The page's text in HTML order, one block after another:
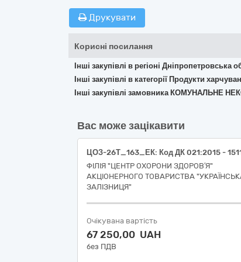
Друкувати
Корисні посилання
Інші закупівлі в регіоні Дніпропетровська
Інші закупівлі в категорії Продукти
Інші закупівлі замовника КОМУНАЛЬНЕ
Вас може зацікавити
ФІЛІЯ "ЦЕНТР ОХОРОНИ ЗДОРОВ′Я"
АКЦІОНЕРНОГО ТОВАРИСТВА
ЗАЛІЗНИЦЯ"
Очікувана вартість
67 250,00 UAH
без ПДВ